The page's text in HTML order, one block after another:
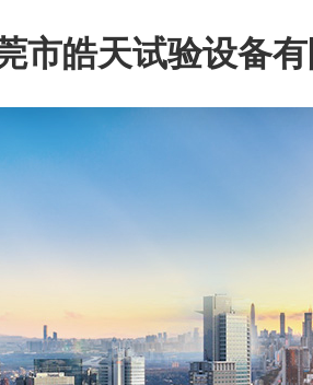
市皓天试验设备